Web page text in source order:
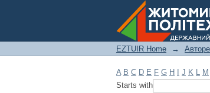
Filter by:
EZTUIR Home →
A B C D E F G H J K L M
Starts with